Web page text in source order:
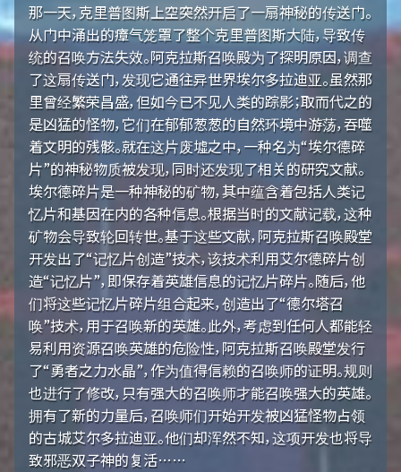
那一天，克里普图斯上空突然开启了一扇神秘的传送门。
从门中涌出的瘴气笼罩了整个克里普图斯大陆，导致传
统的召唤方法失效。阿克拉斯召唤殿为了探明原因，调查
了这扇传送门，发现它通往异世界埃尔多拉迪亚。虽然那
里曾经繁荣昌盛，但如今已不见人类的踪影；取而代之的
是凶猛的怪物，它们在郁郁葱葱的自然环境中游荡，吞噬
着文明的残骸。就在这片废墟之中，一种名为“埃尔德碎
片”的神秘物质被发现，同时还发现了相关的研究文献。
埃尔德碎片是一种神秘的矿物，其中蕴含着包括人类记
忆片和基因在内的各种信息。根据当时的文献记载，这种
矿物会导致轮回转世。基于这些文献，阿克拉斯召唤殿堂
开发出了“记忆片创造”技术，该技术利用艾尔德碎片创
造“记忆片”，即保存着英雄信息的记忆片碎片。随后，他
们将这些记忆片碎片组合起来，创造出了“德尔塔召
唤”技术，用于召唤新的英雄。此外，考虑到任何人都能轻
易利用资源召唤英雄的危险性，阿克拉斯召唤殿堂发行
了“勇者之力水晶”，作为值得信赖的召唤师的证明。规则
也进行了修改，只有强大的召唤师才能召唤强大的英雄。
拥有了新的力量后，召唤师们开始开发被凶猛怪物占领
的古城艾尔多拉迪亚。他们却浑然不知，这项开发也将导
致邪恶双子神的复活……